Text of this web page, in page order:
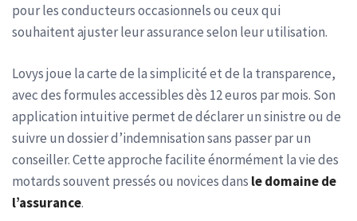
pour les conducteurs occasionnels ou ceux qui
souhaitent ajuster leur assurance selon leur utilisation.
Lovys joue la carte de la simplicité et de la transparence,
avec des formules accessibles dès 12 euros par mois. Son
application intuitive permet de déclarer un sinistre ou de
suivre un dossier d’indemnisation sans passer par un
conseiller. Cette approche facilite énormément la vie des
motards souvent pressés ou novices dans le domaine de
l’assurance.